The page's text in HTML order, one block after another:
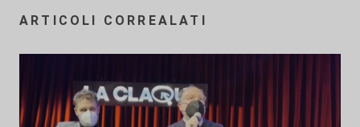
ARTICOLI CORREALATI